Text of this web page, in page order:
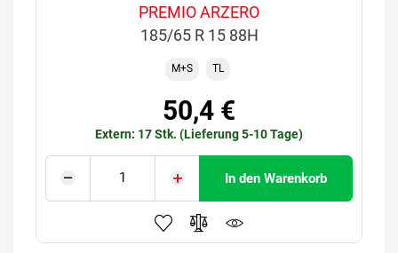
PREMIO ARZERO
185/65 R 15 88H
M+S TL
50,4 €
Extern: 17 Stk. (Lieferung 5-10 Tage)
In den Warenkorb